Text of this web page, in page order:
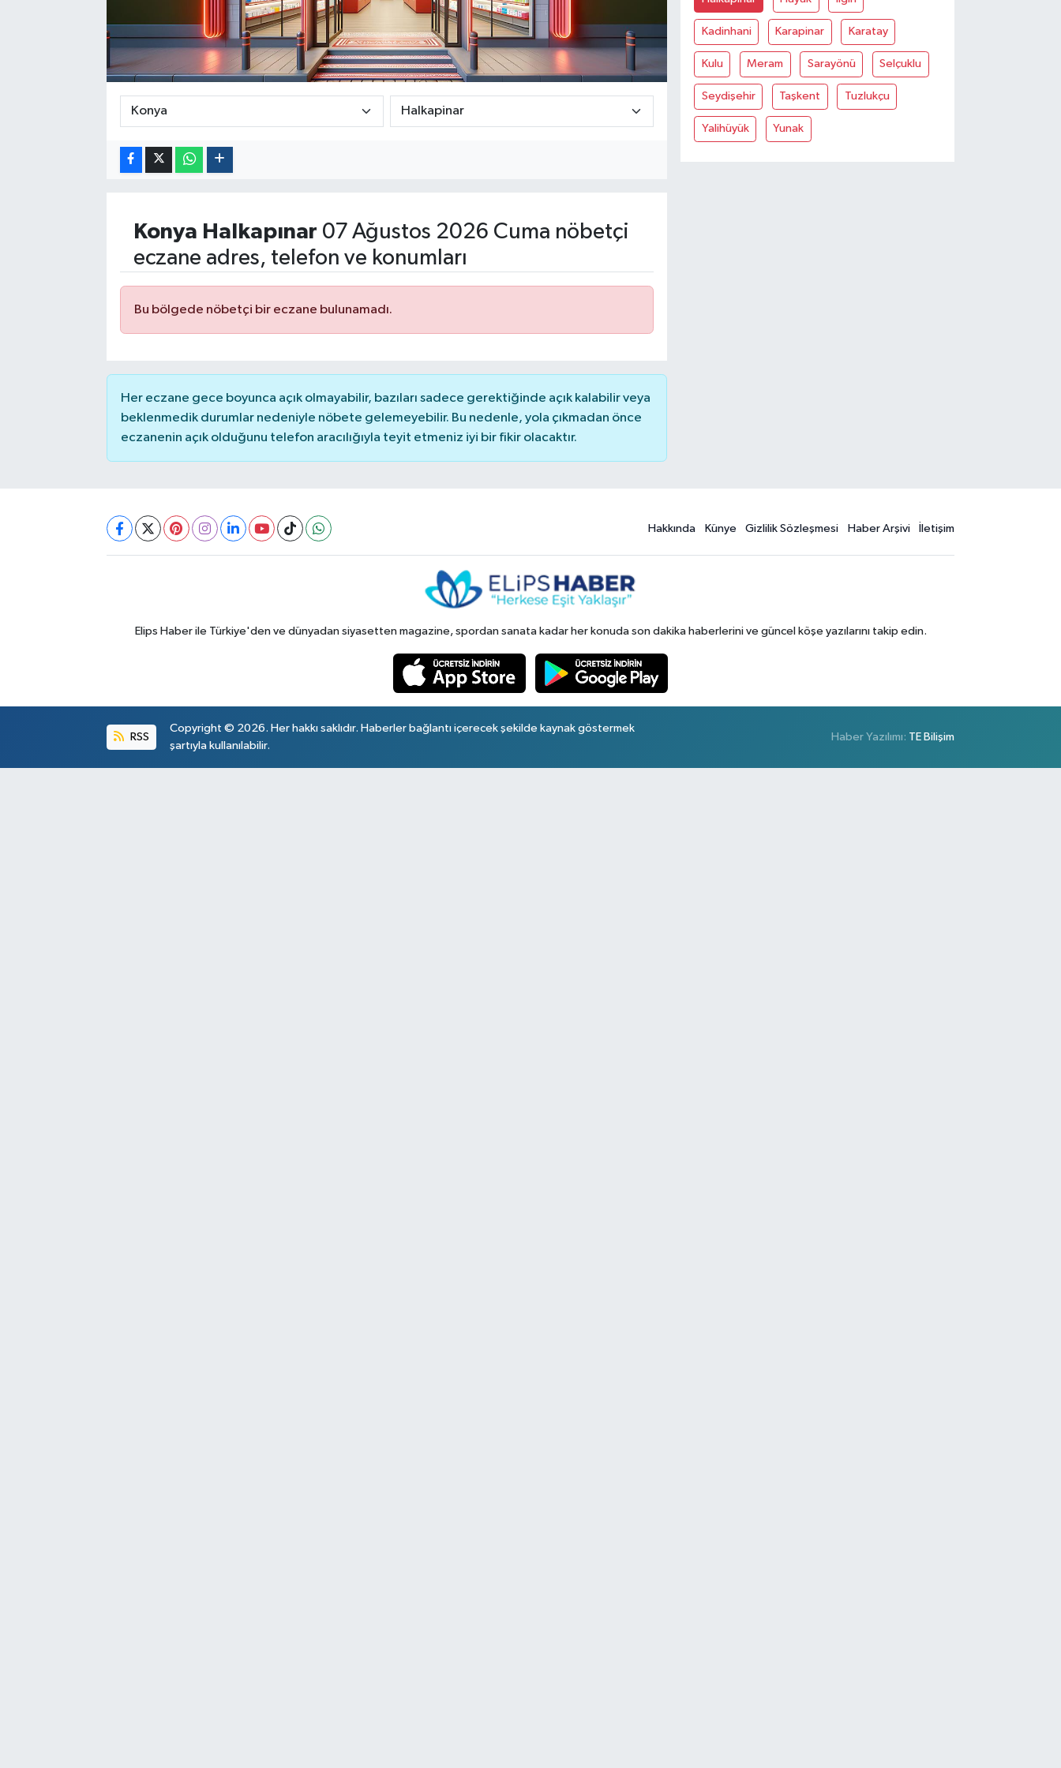
Konya Halkapınar 07 Ağustos 2026 Cuma nöbetçi
eczane adres, telefon ve konumları
Bu bölgede nöbetçi bir eczane bulunamadı.
Her eczane gece boyunca açık olmayabilir, bazıları sadece gerektiğinde açık kalabilir veya
beklenmedik durumlar nedeniyle nöbete gelemeyebilir. Bu nedenle, yola çıkmadan önce
eczanenin açık olduğunu telefon aracılığıyla teyit etmeniz iyi bir fikir olacaktır.
Kadinhani Karapinar Karatay
Kulu Meram Sarayönü Selçuklu
Seydişehir Taşkent Tuzlukçu
Yalihüyük Yunak
Hakkında Künye Gizlilik Sözleşmesi Haber Arşivi İletişim
Elips Haber ile Türkiye'den ve dünyadan siyasetten magazine, spordan sanata kadar her konuda son dakika haberlerini ve güncel köşe yazılarını takip edin.
RSS
Copyright © 2026. Her hakkı saklıdır. Haberler bağlantı içerecek şekilde kaynak göstermek
şartıyla kullanılabilir.
Haber Yazılımı: TE Bilişim
2024 Seçim Sonuçları